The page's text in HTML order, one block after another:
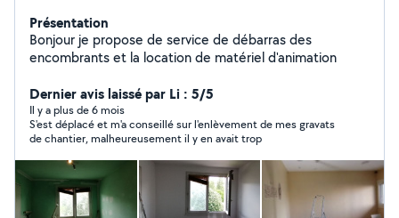
Présentation
Bonjour je propose de service de débarras des
encombrants et la location de matériel d'animation
Dernier avis laissé par Li : 5/5
Il y a plus de 6 mois
S'est déplacé et m'a conseillé sur l'enlèvement de mes gravats
de chantier, malheureusement il y en avait trop